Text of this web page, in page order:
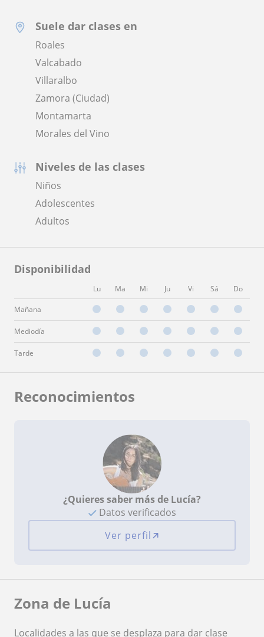
Suele dar clases en
Roales
Valcabado
Villaralbo
Zamora (Ciudad)
Montamarta
Morales del Vino
Niveles de las clases
Niños
Adolescentes
Adultos
Disponibilidad
Lu Ma Mi Ju Vi Sá Do
Mañana
Mediodía
Tarde
Reconocimientos
¿Quieres saber más de Lucía?
Datos verificados
Ver perfil
Zona de Lucía
Localidades a las que se desplaza para dar clase